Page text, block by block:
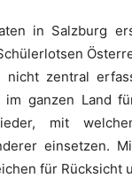
in Salzburg
nicht zentral
ganzen Land
mit
einsetzen.
für Rücksicht